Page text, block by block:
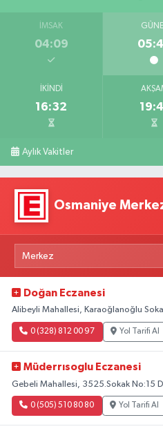
İMSAK
04:09
İKINDI
16:32
Aylık Vakitler
Osmaniye
Doğan Eczanesi
Alibeyli Mahallesi, Karaoğlanoğlu
0 (328) 812 00 97 Yol Tarifi Al
Müderrısoglu Eczanesi
Gebeli Mahallesi, 3525.Sokak No:15
0 (505) 510 80 80 Yol Tarifi Al